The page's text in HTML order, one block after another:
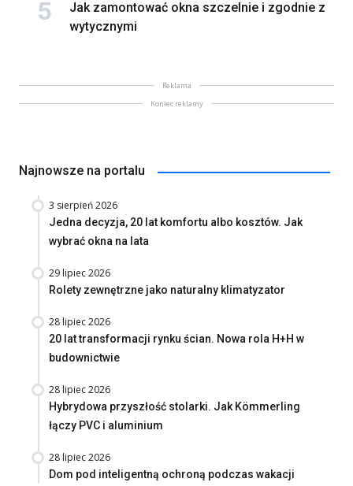
Jak zamontować okna szczelnie i zgodnie z
wytycznymi
Reklama
Koniec reklamy
Najnowsze na portalu
3 sierpień 2026
Jedna decyzja, 20 lat komfortu albo kosztów. Jak
wybrać okna na lata
29 lipiec 2026
Rolety zewnętrzne jako naturalny klimatyzator
28 lipiec 2026
20 lat transformacji rynku ścian. Nowa rola H+H w
budownictwie
28 lipiec 2026
Hybrydowa przyszłość stolarki. Jak Kömmerling
łączy PVC i aluminium
28 lipiec 2026
Dom pod inteligentną ochroną podczas wakacji